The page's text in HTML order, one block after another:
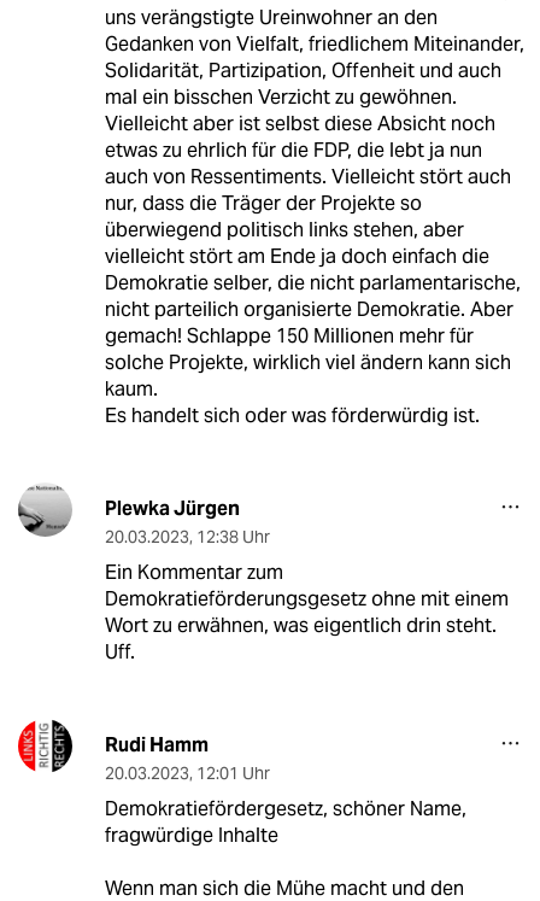
uns verängstigte Ureinwohner an den
Gedanken von Vielfalt, friedlichem Miteinander,
Solidarität, Partizipation, Offenheit und auch
mal ein bisschen Verzicht zu gewöhnen.
Vielleicht aber ist selbst diese Absicht noch
etwas zu ehrlich für die FDP, die lebt ja nun
auch von Ressentiments. Vielleicht stört auch
nur, dass die Träger der Projekte so
überwiegend politisch links stehen, aber
vielleicht stört am Ende ja doch einfach die
Demokratie selber, die nicht parlamentarische,
nicht parteilich organisierte Demokratie. Aber
gemach! Schlappe 150 Millionen mehr für
solche Projekte, wirklich viel ändern kann sich
kaum.
Es handelt sich oder was förderwürdig ist.
Plewka Jürgen
20.03.2023, 12:38 Uhr
Ein Kommentar zum
Demokratieförderungsgesetz ohne mit einem
Wort zu erwähnen, was eigentlich drin steht.
Uff.
Rudi Hamm
20.03.2023, 12:01 Uhr
Demokratiefördergesetz, schöner Name,
fragwürdige Inhalte
Wenn man sich die Mühe macht und den